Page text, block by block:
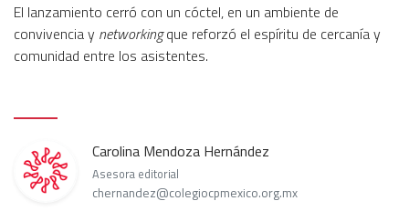
El lanzamiento cerró con un cóctel, en un ambiente de
convivencia y networkingque reforzó el espíritu de cercanía y
comunidad entre los asistentes.
Carolina Mendoza Hernández
Asesora editorial
chernandez@colegiocpmexico.org.mx